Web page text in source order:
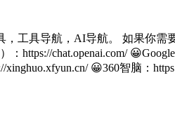
工具导航，AI导航。 如果你需
chat.openai.com/
😀360智脑：